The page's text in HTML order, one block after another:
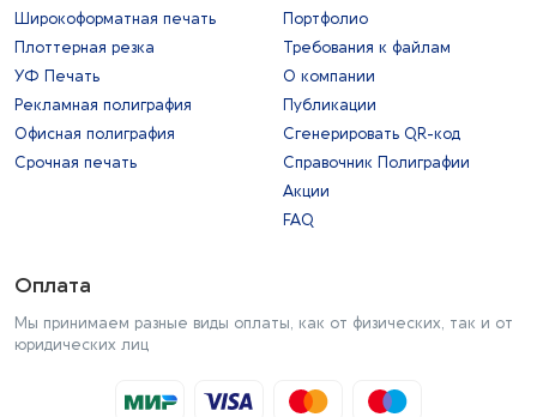
Широкоформатная печать
Плоттерная резка
УФ Печать
Рекламная полиграфия
Офисная полиграфия
Срочная печать
Портфолио
Требования к файлам
О компании
Публикации
Сгенерировать QR-код
Справочник Полиграфии
Акции
FAQ
Оплата
Мы принимаем разные виды оплаты, как от физических, так и от
юридических лиц